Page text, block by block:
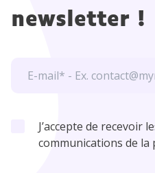
newsletter !
J’accepte de recevoir
communications de la